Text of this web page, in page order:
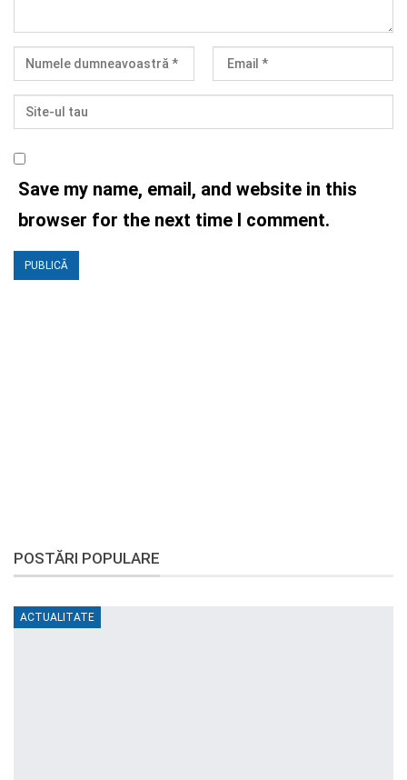
Save my name, email, and website in this
browser for the next time I comment.
POSTĂRI POPULARE
ACTUALITATE